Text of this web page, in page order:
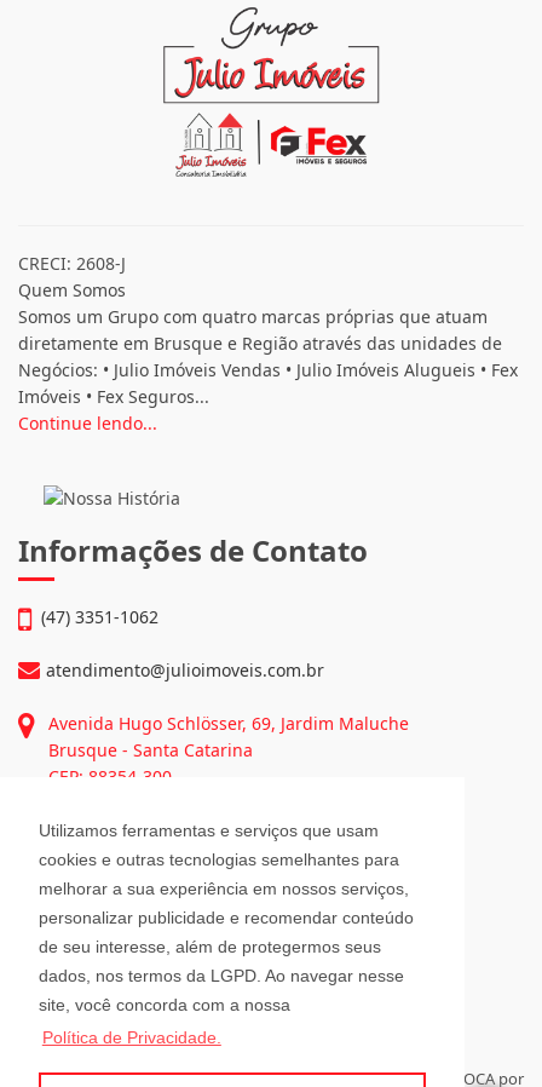
Utilizamos ferramentas e serviços que usam
cookies e outras tecnologias semelhantes para
melhorar a sua experiência em nossos serviços,
personalizar publicidade e recomendar conteúdo
de seu interesse, além de protegermos seus
dados, nos termos da LGPD. Ao navegar nesse
site, você concorda com a nossa
Política de Privacidade.
CRECI: 2608-J
Quem Somos
Somos um Grupo com quatro marcas próprias que atuam
diretamente em Brusque e Região através das unidades de
Negócios: • Julio Imóveis Vendas • Julio Imóveis Alugueis • Fex
Imóveis • Fex Seguros...
Continue lendo...
Informações de Contato
(47) 3351-1062
atendimento@julioimoveis.com.br
Avenida Hugo Schlösser, 69, Jardim Maluche
Brusque - Santa Catarina
CEP: 88354-300
Horário de Atendimento
Segunda a Sexta-Feira
08h00 - 12h00 e 13h30 - 18h00
Sábado
08h30 - 12h00
Para administrar seus imóveis á distância, tenha sempre a RELOCA por